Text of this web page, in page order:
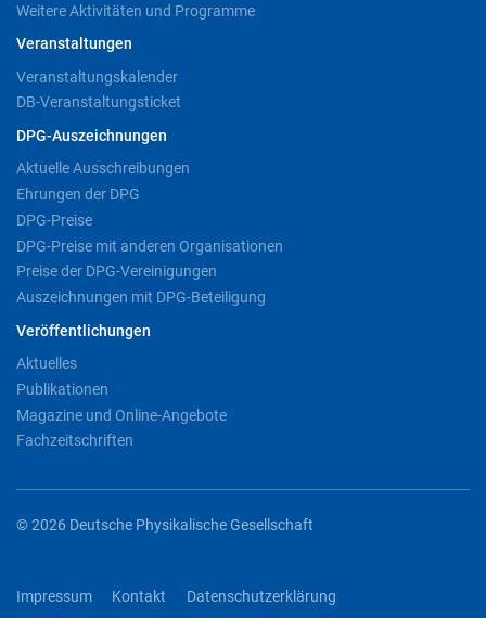
Weitere Aktivitäten und Programme
Veranstaltungen
Veranstaltungskalender
DB-Veranstaltungsticket
DPG-Auszeichnungen
Aktuelle Ausschreibungen
Ehrungen der DPG
DPG-Preise
DPG-Preise mit anderen Organisationen
Preise der DPG-Vereinigungen
Auszeichnungen mit DPG-Beteiligung
Veröffentlichungen
Aktuelles
Publikationen
Magazine und Online-Angebote
Fachzeitschriften
© 2026 Deutsche Physikalische Gesellschaft
Impressum Kontakt Datenschutzerklärung